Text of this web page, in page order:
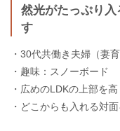
然光がたっぷり
す
・30代共働き夫婦（妻
・趣味：スノーボード
・広めのLDKの上部を
・どこからも入れる対